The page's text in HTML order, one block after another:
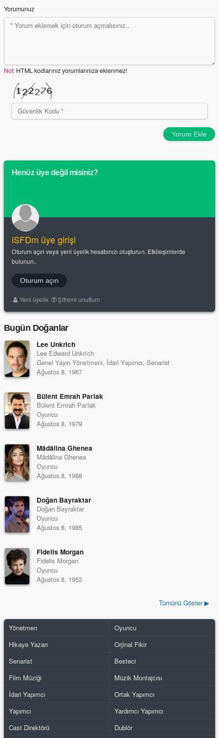
Yorumunuz
Not: HTML kodlarınız yorumlarınıza eklenmez!
Yorum Ekle
Henüz üye değil misiniz?
iSFDm üye girişi
Oturum açın veya yeni üyelik hesabınızı oluşturun. Etkileşimlerde
bulunun..
Oturum açın
Yeni üyelik Şifremi unuttum
Bugün Doğanlar
Lee Unkrich
Lee Edward Unkrich
Genel Yayın Yönetmeni, İdari Yapımcı, Senarist
Ağustos 8, 1967
Bülent Emrah Parlak
Bülent Emrah Parlak
Oyuncu
Ağustos 8, 1979
Mãdãlina Ghenea
Mãdãlina Ghenea
Oyuncu
Ağustos 8, 1988
Doğan Bayraktar
Doğan Bayraktar
Oyuncu
Ağustos 8, 1985
Fidelis Morgan
Fidelis Morgan
Oyuncu
Ağustos 8, 1952
Tümünü Göster ▶
Yönetmen
Oyuncu
Hikaye Yazarı
Orjinal Fikir
Senarist
Besteci
Film Müziği
Müzik Montajcısı
İdari Yapımcı
Ortak Yapımcı
Yapımcı
Yardımcı Yapımcı
Cast Direktörü
Dublör